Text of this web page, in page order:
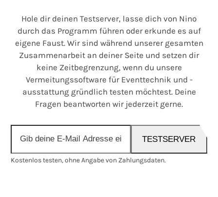
Hole dir deinen Testserver, lasse dich von Nino
durch das Programm führen oder erkunde es auf
eigene Faust. Wir sind während unserer gesamten
Zusammenarbeit an deiner Seite und setzen dir
keine Zeitbegrenzung, wenn du unsere
Vermeitungssoftware für Eventtechnik und -
ausstattung gründlich testen möchtest. Deine
Fragen beantworten wir jederzeit gerne.
deine
E-
TESTSERVER
Kostenlos testen, ohne Angabe von Zahlungsdaten.